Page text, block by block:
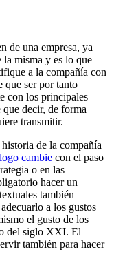
de una empresa, ya
la misma y es lo que
a la compañía con
que ser por tanto
con los principales
decir, de forma
transmitir.
de la compañía
cambie con el paso
o en las
hacer un
también
a los gustos
el gusto de los
del siglo XXI. El
también para hacer